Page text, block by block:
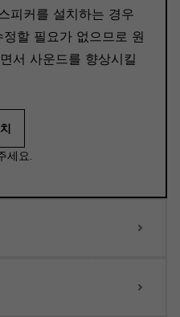
피커를 설치하는 경우
할 필요가 없으므로 원
서 사운드를 향상시킬
요.